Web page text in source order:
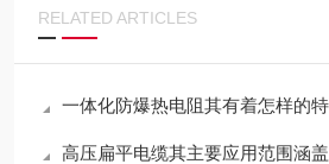
RELATED ARTICLES
一体化防爆热电阻其有着怎样的
高压扁平电缆其主要应用范围涵